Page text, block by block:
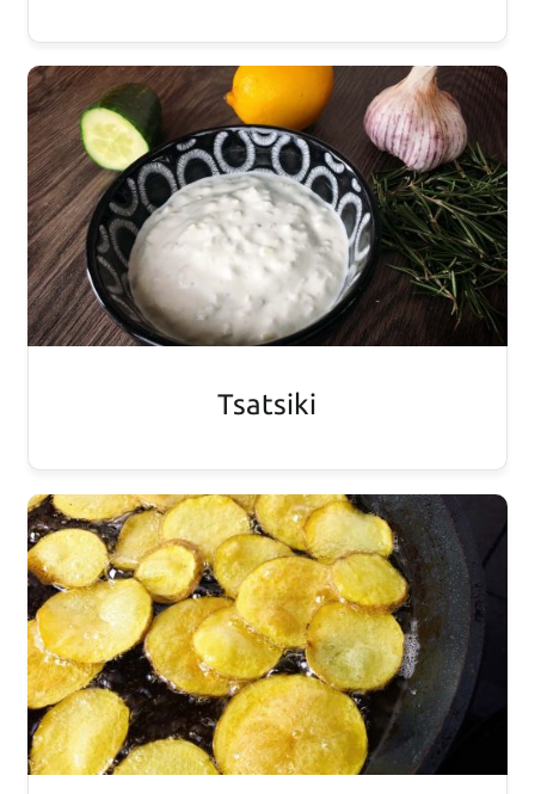
Tsatsiki